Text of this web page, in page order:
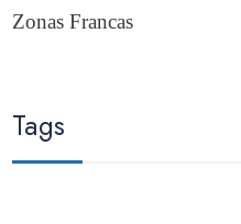
Zonas Francas
Tags